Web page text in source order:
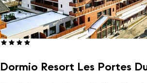
Dormio Resort Les Portes